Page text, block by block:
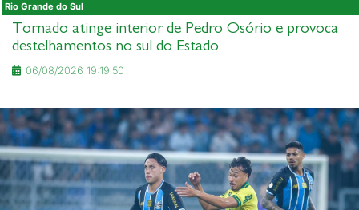
Rio Grande do Sul
Tornado atinge interior de Pedro Osório e provoca
destelhamentos no sul do Estado
06/08/2026 19:19:50